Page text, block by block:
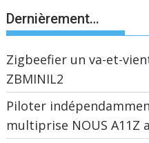
Dernièrement…
Zigbeefier un va-et-
ZBMINIL2
Piloter
multiprise NOUS A11Z